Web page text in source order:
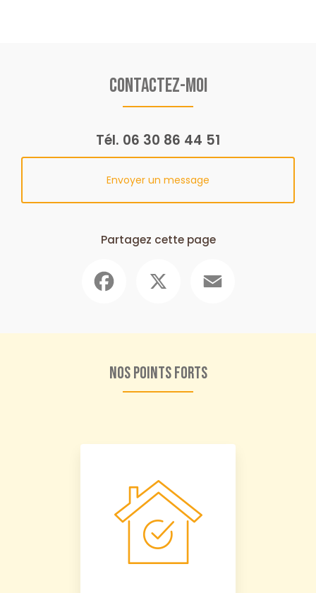
Contactez-moi
Tél. 06 30 86 44 51
Envoyer un message
Partagez cette page
Nos points forts